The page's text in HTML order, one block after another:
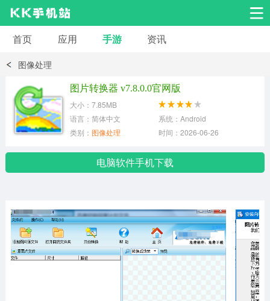
安卓应用
小说漫画
金融理财 新闻资讯 游戏辅助
安卓其它
首页 应用 手游 资讯
图像处理
图片转换器 v7.8.0.0官网版
大小：7.85MB
语言：简体中文
系统：Android
类别： 图像处理 时间：2026-06-26
电脑软件手机下载